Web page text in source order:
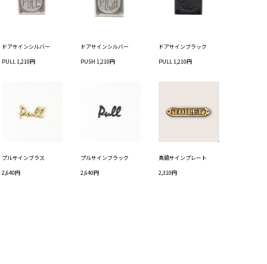
ドアサインシルバー
PULL 1,210円
ドアサインシルバー
PUSH 1,210円
ドアサインブラック
PULL 1,210円
プルサインブラス
2,640円
プルサインブラック
2,640円
真鍮サインプレート
2,310円